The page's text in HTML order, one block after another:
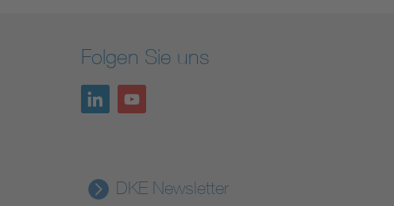
Folgen Sie uns
DKE Newsletter